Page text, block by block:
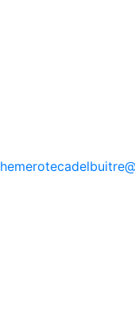
hemerotecadelbuitre